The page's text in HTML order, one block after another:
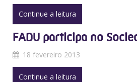
Continue a leitura
FADU participa no
18 fevereiro 2013
Continue a leitura